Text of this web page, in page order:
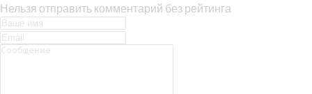
Нельзя отправить комментарий без рейтинга